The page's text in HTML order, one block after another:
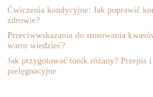
Ćwiczenia kondycyjne: Jak poprawić
zdrowie?
Przeciwwskazania do stosowania
warto wiedzieć?
Jak przygotować tonik różany? Przepis i
pielęgnacyjne